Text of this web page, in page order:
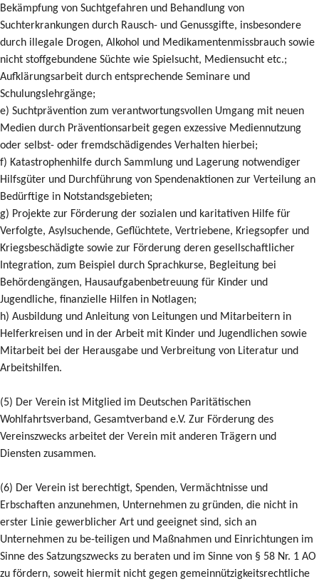
Bekämpfung von Suchtgefahren und Behandlung von
Suchterkrankungen durch Rausch- und Genussgifte, insbesondere
durch illegale Drogen, Alkohol und Medikamentenmissbrauch sowie
nicht stoffgebundene Süchte wie Spielsucht, Mediensucht etc.;
Aufklärungsarbeit durch entsprechende Seminare und
Schulungslehrgänge;
e) Suchtprävention zum verantwortungsvollen Umgang mit neuen
Medien durch Präventionsarbeit gegen exzessive Mediennutzung
oder selbst- oder fremdschädigendes Verhalten hierbei;
f) Katastrophenhilfe durch Sammlung und Lagerung notwendiger
Hilfsgüter und Durchführung von Spendenaktionen zur Verteilung an
Bedürftige in Notstandsgebieten;
g) Projekte zur Förderung der sozialen und karitativen Hilfe für
Verfolgte, Asylsuchende, Geflüchtete, Vertriebene, Kriegsopfer und
Kriegsbeschädigte sowie zur Förderung deren gesellschaftlicher
Integration, zum Beispiel durch Sprachkurse, Begleitung bei
Behördengängen, Hausaufgabenbetreuung für Kinder und
Jugendliche, finanzielle Hilfen in Notlagen;
h) Ausbildung und Anleitung von Leitungen und Mitarbeitern in
Helferkreisen und in der Arbeit mit Kinder und Jugendlichen sowie
Mitarbeit bei der Herausgabe und Verbreitung von Literatur und
Arbeitshilfen.
(5) Der Verein ist Mitglied im Deutschen Paritätischen
Wohlfahrtsverband, Gesamtverband e.V. Zur Förderung des
Vereinszwecks arbeitet der Verein mit anderen Trägern und
Diensten zusammen.
(6) Der Verein ist berechtigt, Spenden, Vermächtnisse und
Erbschaften anzunehmen, Unternehmen zu gründen, die nicht in
erster Linie gewerblicher Art und geeignet sind, sich an
Unternehmen zu be-teiligen und Maßnahmen und Einrichtungen im
Sinne des Satzungszwecks zu beraten und im Sinne von § 58 Nr. 1 AO
zu fördern, soweit hiermit nicht gegen gemeinnützigkeitsrechtliche